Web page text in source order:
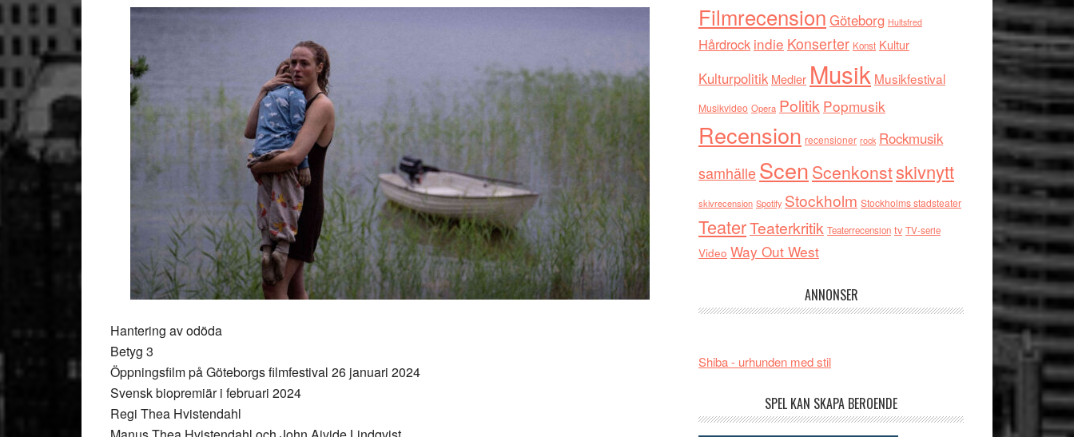
Hantering av odöda
Betyg 3
Öppningsfilm på Göteborgs filmfestival 26 januari 2024
Svensk biopremiär i februari 2024
Regi Thea Hvistendahl
Filmrecension Göteborg Hultsfred
Hårdrock indie Konserter Konst Kultur
Kulturpolitik Medier Musik Musikfestival
Musikvideo Opera Politik Popmusik
Recension recensioner rock Rockmusik
samhälleScen Scenkonstskivnytt
skivrecension Spotify Stockholm Stockholms stadsteater
TeaterTeaterkritik Teaterrecension tv TV-serie
Video Way Out West
ANNONSER
Shiba - urhunden med stil
SPEL KAN SKAPA BEROENDE